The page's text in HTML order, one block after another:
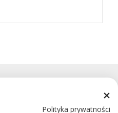
Polityka prywatności